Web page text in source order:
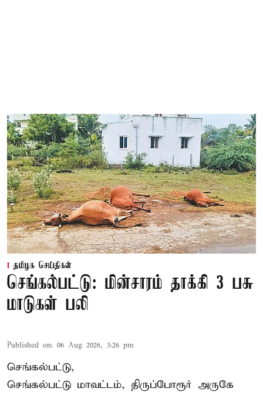
தமிழக செய்திகள்
செங்கல்பட்டு: மின்சாரம் தாக்கி 3 பசு
மாடுகள் பலி
Published on: 06 Aug 2026, 3:26 pm
செங்கல்பட்டு,
செங்கல்பட்டு மாவட்டம், திருப்போரூர் அருகே